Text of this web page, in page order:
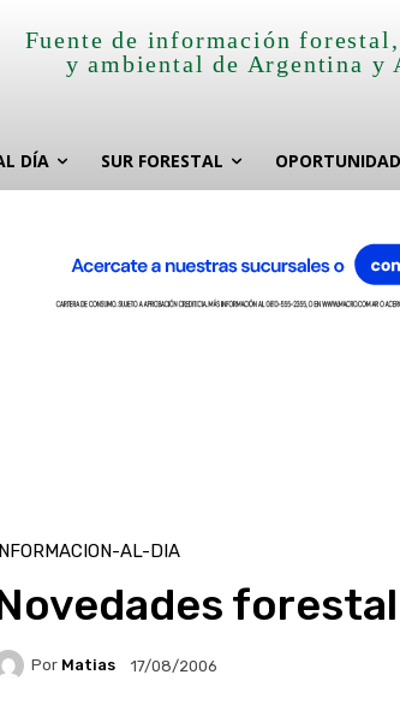
Fuente de información
y ambiental de Argentina y
DÍA SUR FORESTAL
AL-DIA
Por Matias 17/08/2006